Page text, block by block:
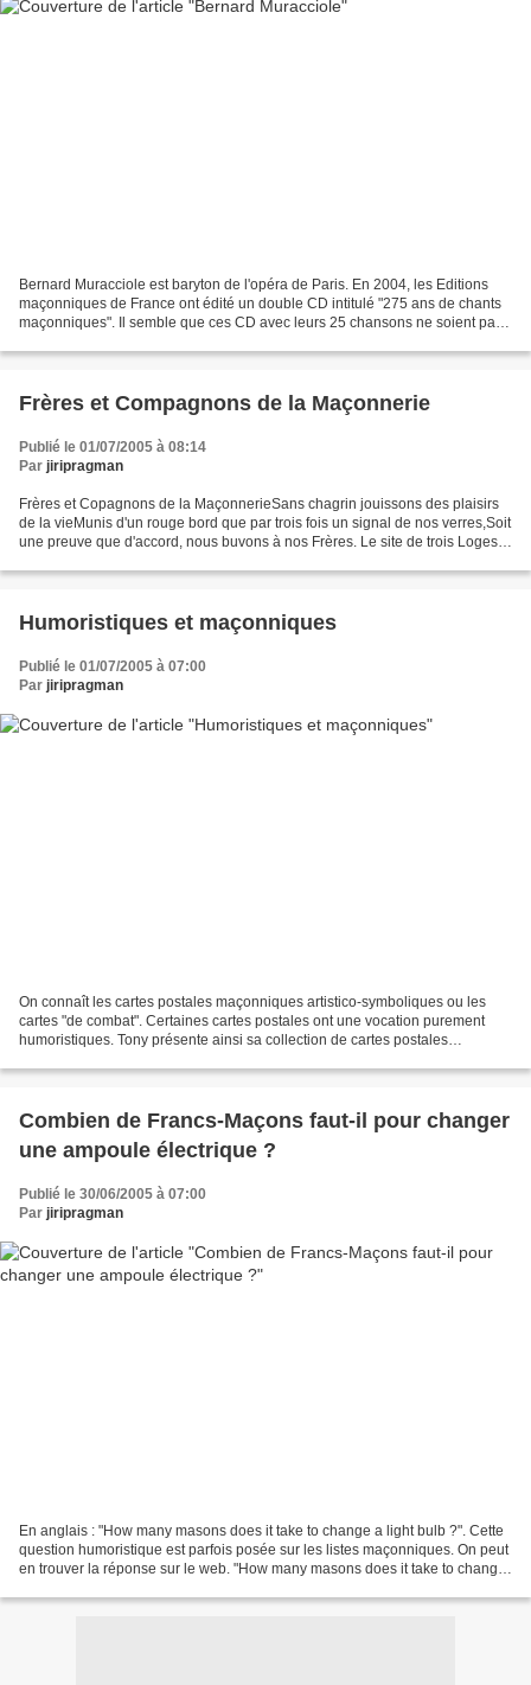
Bernard Muracciole est baryton de l'opéra de Paris. En 2004, les Editions
maçonniques de France ont édité un double CD intitulé "275 ans de chants
maçonniques". Il semble que ces CD avec leurs 25 chansons ne soient pas
Frères et Compagnons de la Maçonnerie
Publié le 01/07/2005 à 08:14
Par jiripragman
Frères et Copagnons de la MaçonnerieSans chagrin jouissons des plaisirs
de la vieMunis d'un rouge bord que par trois fois un signal de nos verres,Soit
une preuve que d'accord, nous buvons à nos Frères. Le site de trois Loges
Humoristiques et maçonniques
Publié le 01/07/2005 à 07:00
Par jiripragman
On connaît les cartes postales maçonniques artistico-symboliques ou les
cartes "de combat". Certaines cartes postales ont une vocation purement
humoristiques. Tony présente ainsi sa collection de cartes postales
Combien de Francs-Maçons faut-il pour changer
une ampoule électrique ?
Publié le 30/06/2005 à 07:00
Par jiripragman
En anglais : "How many masons does it take to change a light bulb ?". Cette
question humoristique est parfois posée sur les listes maçonniques. On peut
en trouver la réponse sur le web. "How many masons does it take to change